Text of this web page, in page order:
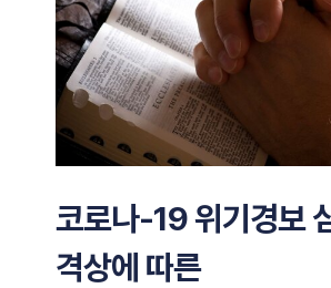
코로나-19 위기경보
격상에 따른